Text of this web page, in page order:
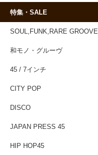
特集・SALE
SOUL,FUNK,RARE GROOVE
和モノ・グルーヴ
45 / 7インチ
CITY POP
DISCO
JAPAN PRESS 45
HIP HOP45